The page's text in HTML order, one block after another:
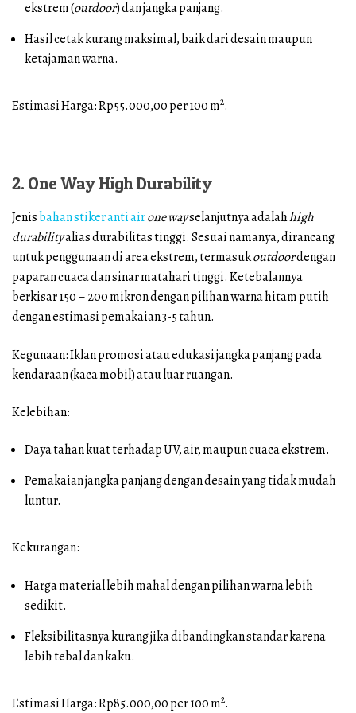
ekstrem (outdoor) dan jangka panjang.
Hasil cetak kurang maksimal, baik dari desain maupun
ketajaman warna.
Estimasi Harga: Rp55.000,00 per 100 m2.
2. One Way High Durability
Jenisbahan stiker anti airone wayselanjutnya adalahhigh
durabilityalias durabilitas tinggi. Sesuai namanya, dirancang
untuk penggunaan di area ekstrem, termasukoutdoordengan
paparan cuaca dan sinar matahari tinggi. Ketebalannya
berkisar 150 – 200 mikron dengan pilihan warna hitam putih
dengan estimasi pemakaian 3-5 tahun.
Kegunaan: Iklan promosi atau edukasi jangka panjang pada
kendaraan (kaca mobil) atau luar ruangan.
Kelebihan:
Daya tahan kuat terhadap UV, air, maupun cuaca ekstrem.
Pemakaian jangka panjang dengan desain yang tidak mudah
luntur.
Kekurangan:
Harga material lebih mahal dengan pilihan warna lebih
sedikit.
Fleksibilitasnya kurang jika dibandingkan standar karena
lebih tebal dan kaku.
Estimasi Harga: Rp85.000,00 per 100 m2.